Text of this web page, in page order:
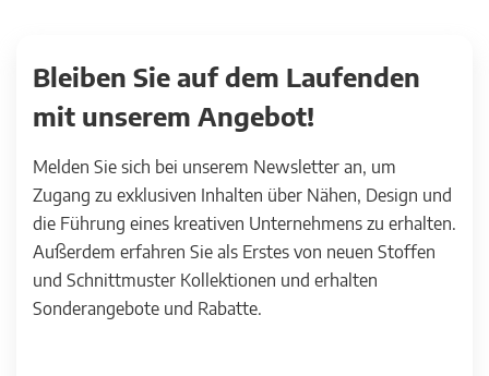
Bleiben Sie auf dem Laufenden
mit unserem Angebot!
Melden Sie sich bei unserem Newsletter an, um
Zugang zu exklusiven Inhalten über Nähen, Design und
die Führung eines kreativen Unternehmens zu erhalten.
Außerdem erfahren Sie als Erstes von neuen Stoffen
und Schnittmuster Kollektionen und erhalten
Sonderangebote und Rabatte.